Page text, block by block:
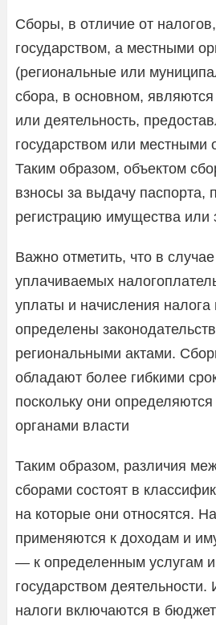
Сборы, в отличие от
государством, а местными
(региональные или
сбора, в основном, являются
или деятельность,
государством или местными
Таким образом, объектом
взносы за выдачу паспорта,
регистрацию имущества или
Важно отметить, что в
уплачиваемых
уплаты и начисления налога
определены
региональными актами.
обладают более гибкими
поскольку они
органами власти
Таким образом, различия
сборами состоят в
на которые они относятся.
применяются к доходам и
— к определенным услугам
государством деятельности.
налоги включаются в